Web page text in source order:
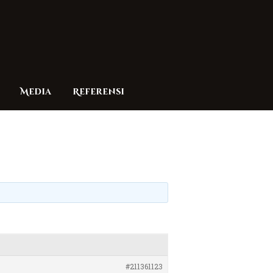
Media Referensi
#211361123